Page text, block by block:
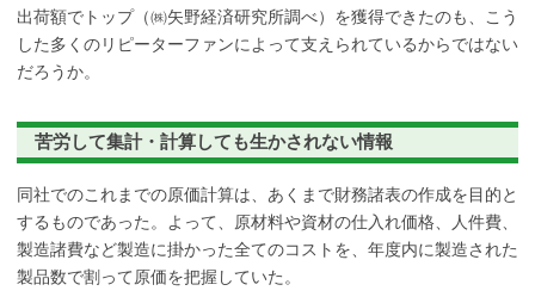
出荷額でトップ（㈱矢野経済研究所調べ）を獲得できたのも、こう
した多くのリピーターファンによって支えられているからではない
だろうか。
苦労して集計・計算しても生かされない情報
同社でのこれまでの原価計算は、あくまで財務諸表の作成を目的と
するものであった。よって、原材料や資材の仕入れ価格、人件費、
製造諸費など製造に掛かった全てのコストを、年度内に製造された
製品数で割って原価を把握していた。